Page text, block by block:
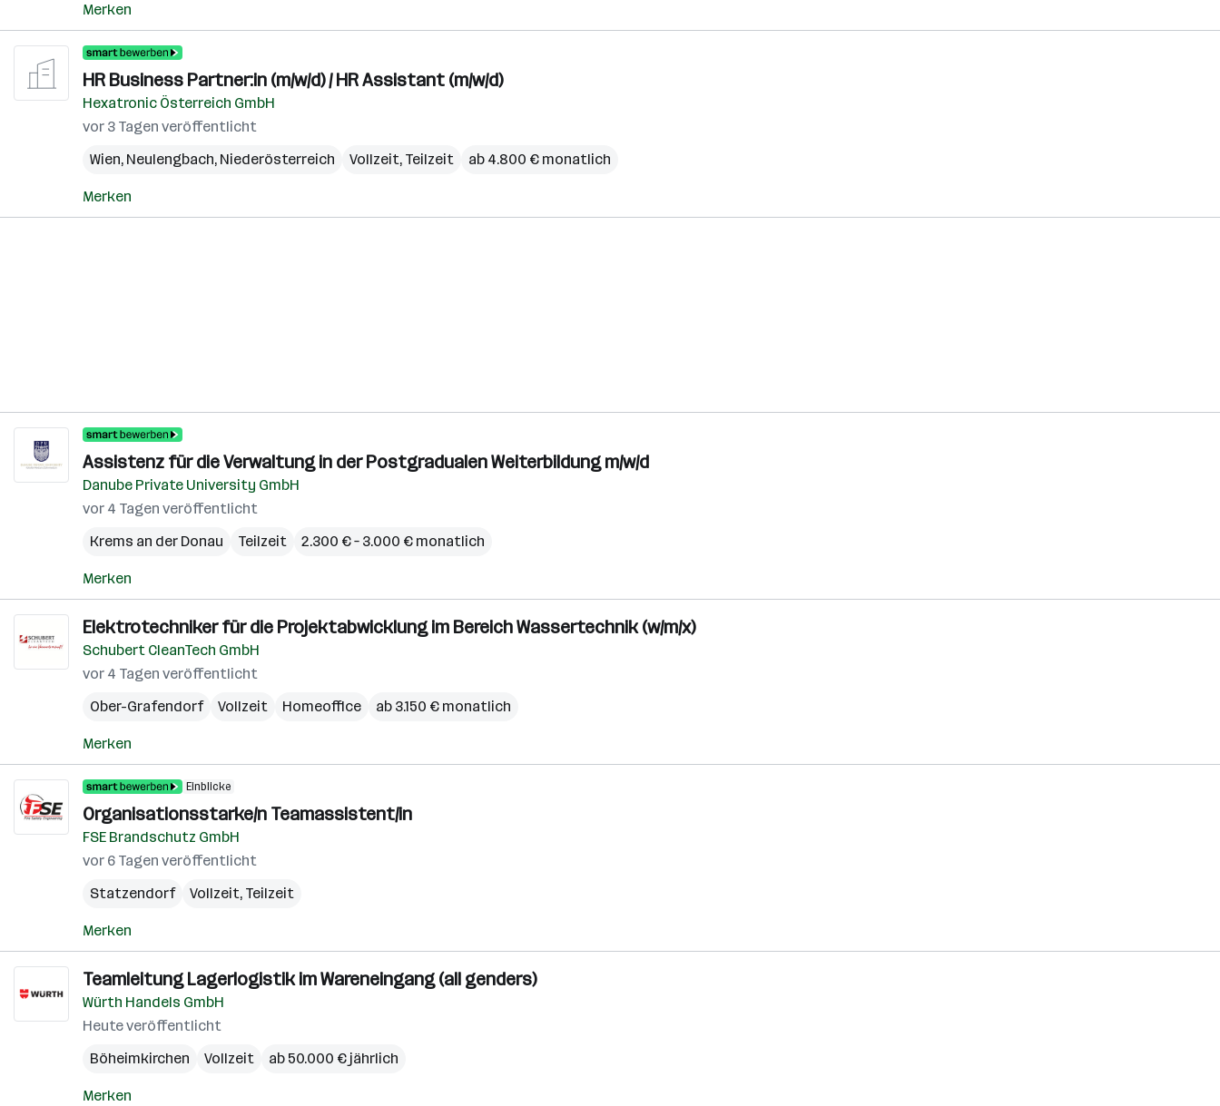
Merken
HR Business Partner:in (m/w/d) / HR Assistant (m/w/d)
Hexatronic Österreich GmbH
vor 3 Tagen veröffentlicht
Wien, Neulengbach, Niederösterreich Vollzeit, Teilzeit ab 4.800 € monatlich
Merken
Assistenz für die Verwaltung in der Postgradualen Weiterbildung m/w/d
Danube Private University GmbH
vor 4 Tagen veröffentlicht
Krems an der Donau
Teilzeit 2.300 € – 3.000 € monatlich
Merken
Elektrotechniker für die Projektabwicklung im Bereich Wassertechnik (w/m/x)
Schubert CleanTech GmbH
vor 4 Tagen veröffentlicht
Ober-Grafendorf
Vollzeit Homeoffice ab 3.150 € monatlich
Merken
Einblicke
Organisationsstarke/n Teamassistent/in
FSE Brandschutz GmbH
vor 6 Tagen veröffentlicht
Statzendorf
Vollzeit, Teilzeit
Merken
Teamleitung Lagerlogistik im Wareneingang (all genders)
Würth Handels GmbH
Heute veröffentlicht
Böheimkirchen
Vollzeit ab 50.000 € jährlich
Merken